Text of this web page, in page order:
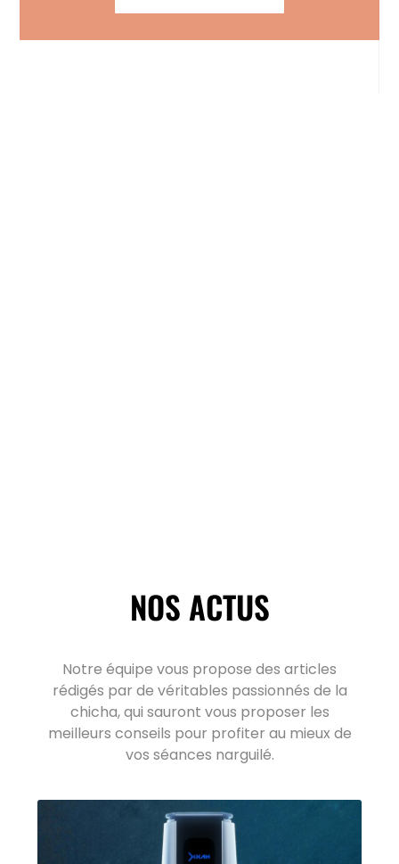
NOS ACTUS
Notre équipe vous propose des articles
rédigés par de véritables passionnés de la
chicha, qui sauront vous proposer les
meilleurs conseils pour profiter au mieux de
vos séances narguilé.